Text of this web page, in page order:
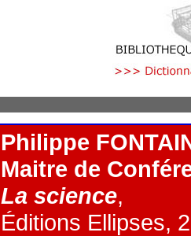
Philippe
Maitre de
La science,
Éditions Ellipses,